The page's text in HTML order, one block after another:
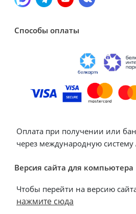
Способы оплаты
Оплата при получении или
через международную систему
Версия сайта для компьютера
Чтобы перейти на версию
нажмите сюда